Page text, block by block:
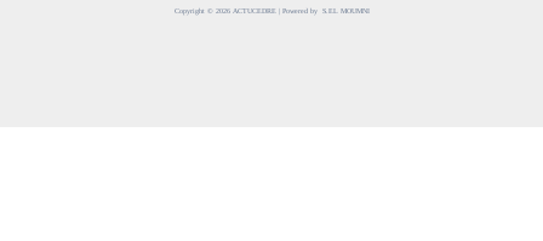
Copyright © 2026 ACTUCEDRE | Powered by S.EL MOUMNI